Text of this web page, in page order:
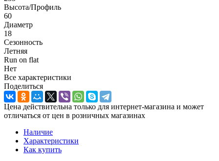
Высота/Профиль
60
Диаметр
18
Сезонность
Летняя
Run on flat
Нет
Все характеристики
Поделиться
Цена действительна только для интернет-магазина и может
отличаться от цен в розничных магазинах
Наличие
Характеристики
Как купить